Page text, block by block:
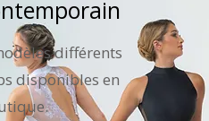
différents
disponibles en